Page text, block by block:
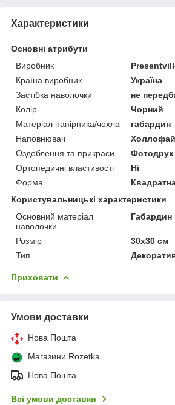
Характеристики
Основні атрибути
Виробник
Країна виробник
Україна
Застібка наволочки
не
Колір
Чорний
Матеріал напірника/чохла
габардин
Наповнювач
Оздоблення та прикраси
Фотодрук
Ортопедичні властивості
Ні
Форма
Користувальницькі характеристики
Основний матеріал
наволочки
Габардин
Розмір
30х30 см
Тип
Приховати
Умови доставки
Нова Пошта
Магазини Rozetka
Нова Пошта
Всі умови доставки